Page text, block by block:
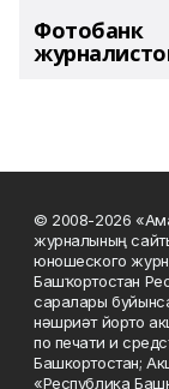
Фотобанк
© 2008-2026
журналының
юношеского
Башҡортостан
саралары
нәшриәт йорто
по печати и
Башкортостан;
«Республика